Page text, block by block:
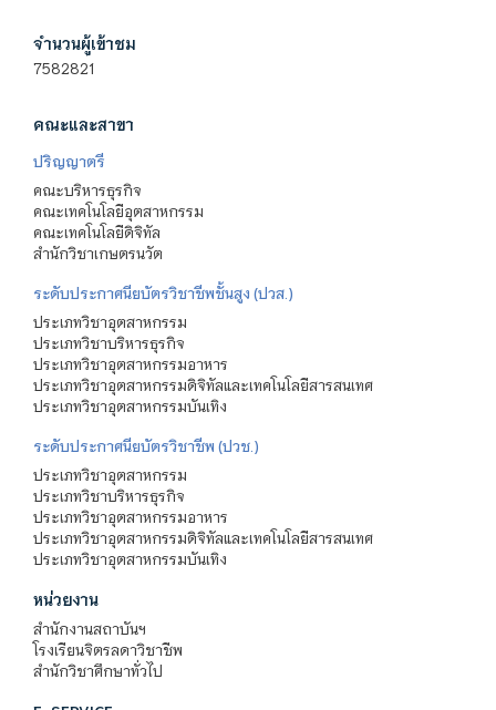
จำนวนผู้เข้าชม
7582821
คณะและสาขา
ปริญญาตรี
คณะบริหารธุรกิจ
คณะเทคโนโลยีอุตสาหกรรม
คณะเทคโนโลยีดิจิทัล
สำนักวิชาเกษตรนวัต
ระดับประกาศนียบัตรวิชาชีพชั้นสูง (ปวส.)
ประเภทวิชาอุตสาหกรรม
ประเภทวิชาบริหารธุรกิจ
ประเภทวิชาอุตสาหกรรมอาหาร
ประเภทวิชาอุตสาหกรรมดิจิทัลและเทคโนโลยีสารสนเทศ
ประเภทวิชาอุตสาหกรรมบันเทิง
ระดับประกาศนียบัตรวิชาชีพ (ปวช.)
ประเภทวิชาอุตสาหกรรม
ประเภทวิชาบริหารธุรกิจ
ประเภทวิชาอุตสาหกรรมอาหาร
ประเภทวิชาอุตสาหกรรมดิจิทัลและเทคโนโลยีสารสนเทศ
ประเภทวิชาอุตสาหกรรมบันเทิง
หน่วยงาน
สำนักงานสถาบันฯ
โรงเรียนจิตรลดาวิชาชีพ
สำนักวิชาศึกษาทั่วไป